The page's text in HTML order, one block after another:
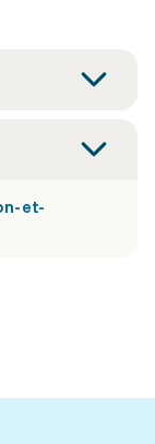
et-